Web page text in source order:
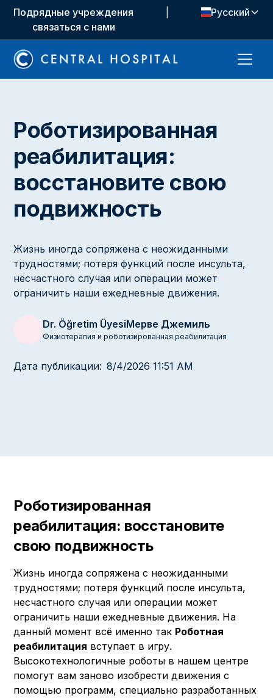
Подрядные учреждения
связаться с нами
Русский
Роботизированная
реабилитация:
восстановите свою
подвижность
Жизнь иногда сопряжена с неожиданными
трудностями; потеря функций после инсульта,
несчастного случая или операции может
ограничить наши ежедневные движения.
Dr. Öğretim ÜyesiМерве Джемиль
Физиотерапия и роботизированная реабилитация
Дата публикации: 8/4/2026 11:51 AM
Роботизированная
реабилитация: восстановите
свою подвижность
Жизнь иногда сопряжена с неожиданными
трудностями; потеря функций после инсульта,
несчастного случая или операции может
ограничить наши ежедневные движения. На
данный момент всё именно так Роботная
реабилитация вступает в игру.
Высокотехнологичные роботы в нашем центре
помогут вам заново изобрести движения с
помощью программ, специально разработанных